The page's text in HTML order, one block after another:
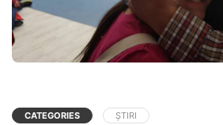
CATEGORIES ȘTIRI